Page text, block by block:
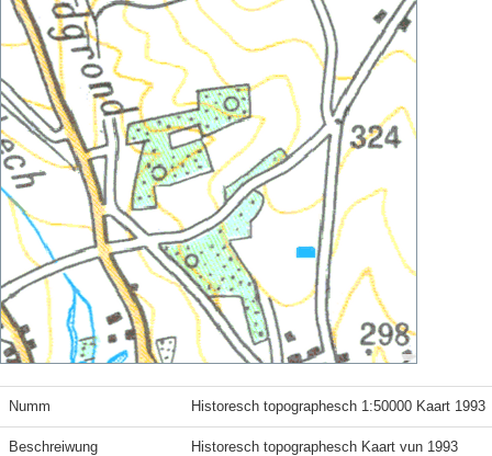
Numm Historesch topographesch 1:50000 Kaart 1993
Beschreiwung Historesch topographesch Kaart vun 1993